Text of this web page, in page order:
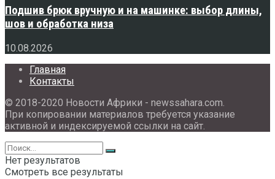
Подшив брюк вручную и на машинке: выбор длины,
шов и обработка низа
10.08.2026
Главная
Контакты
© 2018-2020 Новости Африки - newssahara.com.
При копировании материалов требуется указание
активной и индексируемой ссылки на сайт.
Нет результатов
Смотреть все результаты